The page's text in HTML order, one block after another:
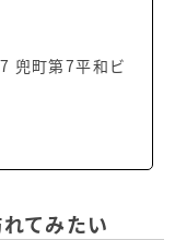
兜町第7平和ビ
てみたい